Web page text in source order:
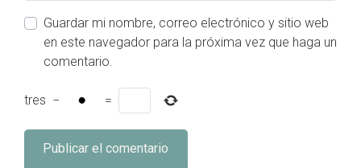
Guardar mi nombre, correo electrónico y sitio web
en este navegador para la próxima vez que haga un
comentario.
tres − =